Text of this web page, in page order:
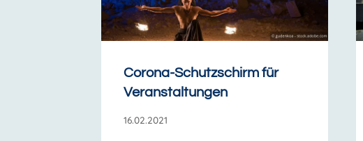
Corona-Schutzschirm für
Veranstaltungen
16.02.2021